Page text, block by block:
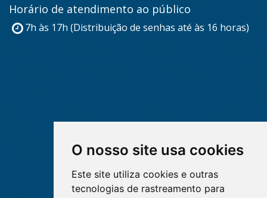
O nosso site usa cookies
Este site utiliza cookies e outras
tecnologias de rastreamento para
Horário de atendimento ao público
7h às 17h (Distribuição de senhas até às 16 horas)